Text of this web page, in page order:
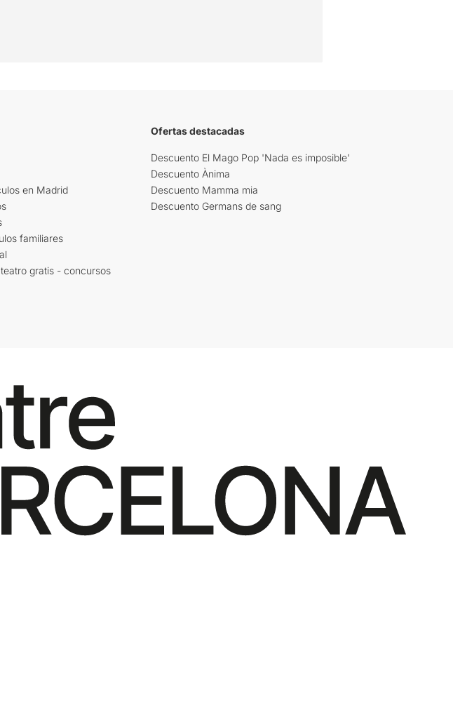
en Madrid
familiares
gratis - concursos
Ofertas destacadas
Descuento El Mago Pop 'Nada es imposible'
Descuento Ànima
Descuento Mamma mia
Descuento Germans de sang